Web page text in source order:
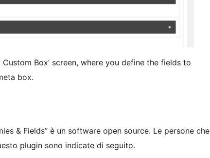
Box’ screen, where you define the fields to
box.
& Fields” è un software open source. Le persone che
plugin sono indicate di seguito.